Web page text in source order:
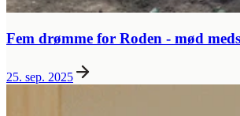
Fem drømme for Roden - mød
25. sep. 2025